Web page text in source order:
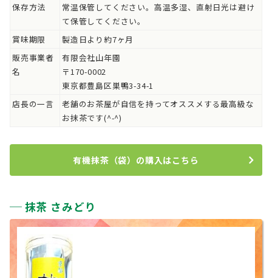
保存方法
常温保管してください。高温多湿、直射日光は避け
て保管してください。
賞味期限
製造日より約7ヶ月
販売事業者
名
有限会社山年園
〒170-0002
東京都豊島区巣鴨3-34-1
店長の一言
老舗のお茶屋が自信を持ってオススメする最高級な
お抹茶です(^-^)
有機抹茶（袋）の購入はこちら
抹茶 さみどり